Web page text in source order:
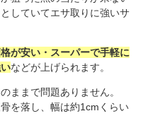
していてエサ取りに強いサ
が安い・スーパーで手軽に
などが上げられます。
ままで問題ありません。
を落し、幅は約1cmくらい